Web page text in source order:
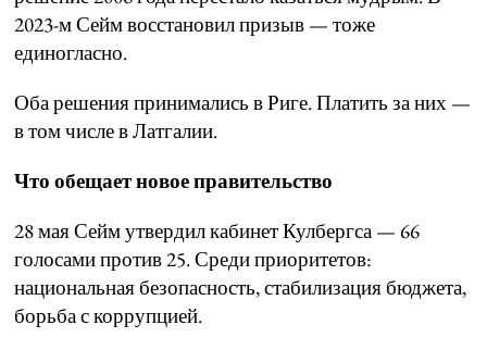
2023-м Сейм восстановил призыв — тоже
единогласно.
Оба решения принимались в Риге. Платить за них —
в том числе в Латгалии.
Что обещает новое правительство
28 мая Сейм утвердил кабинет Кулбергса — 66
голосами против 25. Среди приоритетов:
национальная безопасность, стабилизация бюджета,
борьба с коррупцией.